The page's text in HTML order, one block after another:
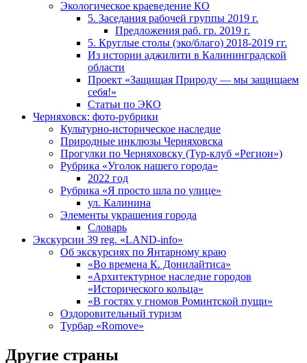
Экологическое краеведение КО
5. Заседания рабочей группы 2019 г.
Предложения раб. гр. 2019 г.
5. Круглые столы (эко/благо) 2018-2019 гг.
Из истории аджилити в Калининградской
области
Проект «Защищая Природу — мы защищаем
себя!»
Статьи по ЭКО
Черняховск: фото-рубрики
Культурно-историческое наследие
Природные инклюзы Черняховска
Прогулки по Черняховску (Тур-клуб «Регион»)
Рубрика «Уголок нашего города»
2022 год
Рубрика «Я просто шла по улице»
ул. Калинина
Элементы украшения города
Словарь
Экскурсии 39 reg. «LAND-info»
Об экскурсиях по Янтарному краю
«Во времена К. Донилайтиса»
«Архитектурное наследие городов
«Исторического кольца»
«В гостях у гномов Роминтской пущи»
Оздоровительный туризм
Турбар «Romove»
Другие страны